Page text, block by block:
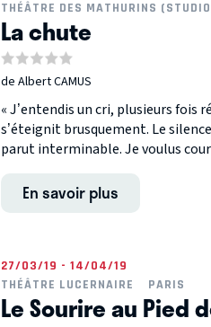
THÉÂTRE DES MATHURINS
La chute
de Albert CAMUS
« J’entendis un cri, plusieurs fois
s’éteignit brusquement. Le
parut interminable. Je voulus
En savoir plus
27/03/19 - 14/04/19
THÉÂTRE LUCERNAIRE
PARIS
Le Sourire au Pied